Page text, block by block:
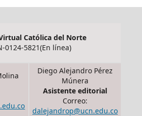
Católica del Norte
0124-5821(En línea)
Diego Alejandro Pérez
Múnera
Asistente editorial
Correo:
dalejandrop@ucn.edu.co